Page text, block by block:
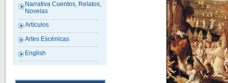
Narrativa Cuentos, Relatos,
Novelas
Artículos
Artes Escénicas
English